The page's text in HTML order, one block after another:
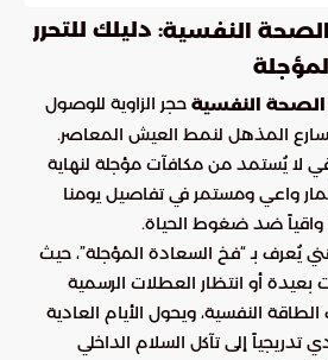
الصحة النفسية: دليلك للتحرر
الصحة النفسية حجر الزاوية للوصول
المذهل لنمط العيش المعاصر.
لا يُستمد من مكافآت مؤجلة لنهاية
واعي ومستمر في تفاصيل يومنا
واقياً ضد ضغوط الحياة.
يُعرف بـ “فخ السعادة المؤجلة”، حيث
بعيدة أو انتظار العطلات الرسمية
النفسية، ويحول الأيام العادية
تدريجياً إلى تآكل السلام الداخلي